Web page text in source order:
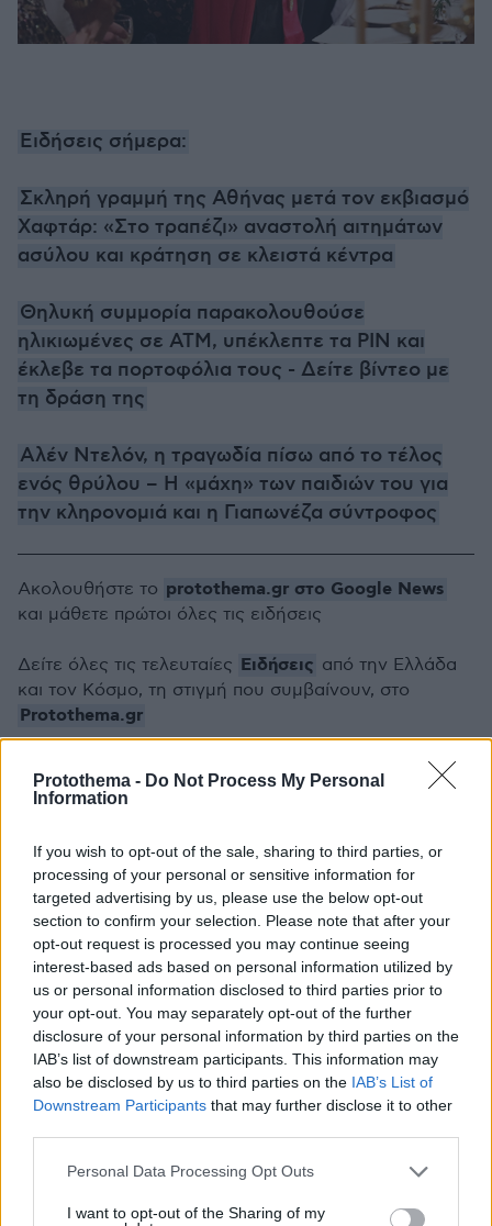
Protothema - Do Not Process My Personal
Information
If you wish to opt-out of the sale, sharing to third parties, or
processing of your personal or sensitive information for
targeted advertising by us, please use the below opt-out
section to confirm your selection. Please note that after your
opt-out request is processed you may continue seeing
interest-based ads based on personal information utilized by
us or personal information disclosed to third parties prior to
your opt-out. You may separately opt-out of the further
disclosure of your personal information by third parties on the
IAB’s list of downstream participants. This information may
also be disclosed by us to third parties on the IAB’s List of
Downstream Participants that may further disclose it to other
Please note that this website/app uses one or more Google
not limited to your visit or usage behaviour. You may click to
Personal Data Processing Opt Outs
I want to opt-out of the Sharing of my
Ειδήσεις σήμερα:
Σκληρή γραμμή της Αθήνας μετά τον εκβιασμό
Χαφτάρ: «Στο τραπέζι» αναστολή αιτημάτων
ασύλου και κράτηση σε κλειστά κέντρα
Θηλυκή συμμορία παρακολουθούσε
ηλικιωμένες σε ΑΤΜ, υπέκλεπτε τα PIN και
έκλεβε τα πορτοφόλια τους - Δείτε βίντεο με
τη δράση της
Αλέν Ντελόν, η τραγωδία πίσω από το τέλος
ενός θρύλου – Η «μάχη» των παιδιών του για
την κληρονομιά και η Γιαπωνέζα σύντροφος
Σχετικά Άρθρα
Ακολουθήστε το protothema.gr στο Google News
και μάθετε πρώτοι όλες τις ειδήσεις
Δείτε όλες τις τελευταίες Ειδήσεις από την Ελλάδα
και τον Κόσμο, τη στιγμή που συμβαίνουν, στο
Protothema.gr